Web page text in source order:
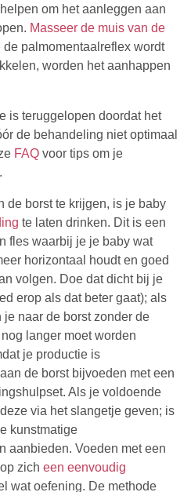
om het aanleggen aan
Masseer de muis van de
de palmomentaalreflex wordt
worden het aanhappen
is teruggelopen doordat het
de behandeling niet optimaal
FAQ voor tips om je
de borst te krijgen, is je baby
te laten drinken. Dit is een
fles waarbij je je baby wat
horizontaal houdt en goed
volgen. Doe dat dicht bij je
erop als dat beter gaat); als
naar de borst zonder de
langer moet worden
je productie is
de borst bijvoeden met een
Als je voldoende
via het slangetje geven; is
kunstmatige
aanbieden. Voeden met een
zich een eenvoudig
wat oefening. De methode